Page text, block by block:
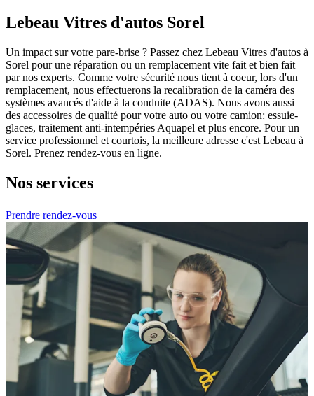
Lebeau Vitres d'autos Sorel
Un impact sur votre pare-brise ? Passez chez Lebeau Vitres d'autos à
Sorel pour une réparation ou un remplacement vite fait et bien fait
par nos experts. Comme votre sécurité nous tient à coeur, lors d'un
remplacement, nous effectuerons la recalibration de la caméra des
systèmes avancés d'aide à la conduite (ADAS). Nous avons aussi
des accessoires de qualité pour votre auto ou votre camion: essuie-
glaces, traitement anti-intempéries Aquapel et plus encore. Pour un
service professionnel et courtois, la meilleure adresse c'est Lebeau à
Sorel. Prenez rendez-vous en ligne.
Nos services
Prendre rendez-vous